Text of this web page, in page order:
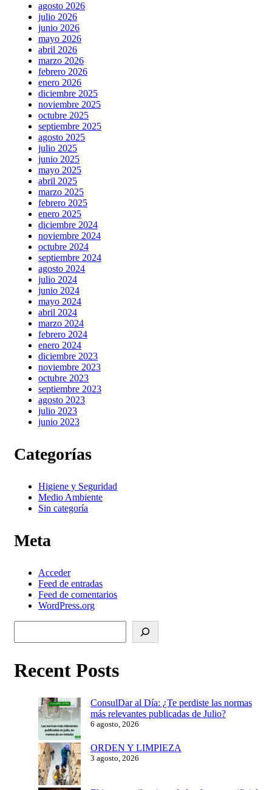
agosto 2026
julio 2026
junio 2026
mayo 2026
abril 2026
marzo 2026
febrero 2026
enero 2026
diciembre 2025
noviembre 2025
octubre 2025
septiembre 2025
agosto 2025
julio 2025
junio 2025
mayo 2025
abril 2025
marzo 2025
febrero 2025
enero 2025
diciembre 2024
noviembre 2024
octubre 2024
septiembre 2024
agosto 2024
julio 2024
junio 2024
mayo 2024
abril 2024
marzo 2024
febrero 2024
enero 2024
diciembre 2023
noviembre 2023
octubre 2023
septiembre 2023
agosto 2023
julio 2023
junio 2023
Categorías
Higiene y Seguridad
Medio Ambiente
Sin categoría
Meta
Acceder
Feed de entradas
Feed de comentarios
WordPress.org
Recent Posts
ConsulDar al Día: ¿Te perdiste las normas
más relevantes publicadas de Julio?
6 agosto, 2026
ORDEN Y LIMPIEZA
3 agosto, 2026